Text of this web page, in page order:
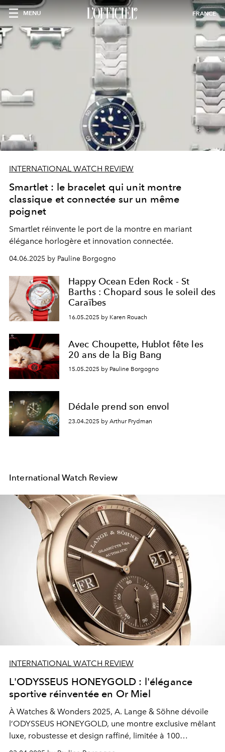
MENU FRANCE
INTERNATIONAL WATCH REVIEW
Smartlet : le bracelet qui unit montre
classique et connectée sur un même
poignet
Smartlet réinvente le port de la montre en mariant
élégance horlogère et innovation connectée.
04.06.2025 by Pauline Borgogno
Happy Ocean Eden Rock - St
Barths : Chopard sous le soleil des
Caraïbes
16.05.2025 by Karen Rouach
Avec Choupette, Hublot fête les
20 ans de la Big Bang
15.05.2025 by Pauline Borgogno
Dédale prend son envol
23.04.2025 by Arthur Frydman
International Watch Review
INTERNATIONAL WATCH REVIEW
L'ODYSSEUS HONEYGOLD : l'élégance
sportive réinventée en Or Miel
À Watches & Wonders 2025, A. Lange & Söhne dévoile
l’ODYSSEUS HONEYGOLD, une montre exclusive mêlant
luxe, robustesse et design raffiné, limitée à 100